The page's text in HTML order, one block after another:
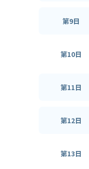
第9日
第10日
第11日
第12日
第13日